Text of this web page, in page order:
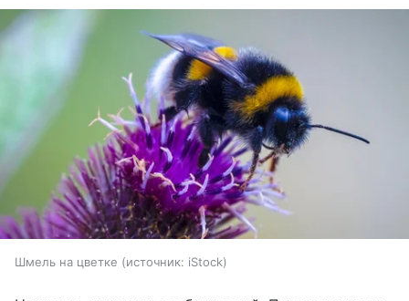
Шмель на цветке источник: iStock